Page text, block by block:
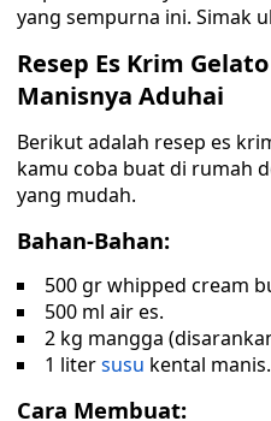
yang sempurna ini. Simak
Resep Es Krim
Manisnya Aduhai
Berikut adalah resep es
kamu coba buat di rumah
yang mudah.
Bahan-Bahan:
500 gr whipped cream
500 ml air es.
2 kg mangga
1 litersusu kental manis.
Cara Membuat: